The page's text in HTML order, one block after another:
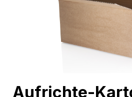
to
Aufrichte-